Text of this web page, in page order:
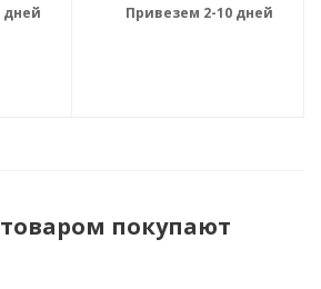
дней Привезем 2-10 дней
покупают